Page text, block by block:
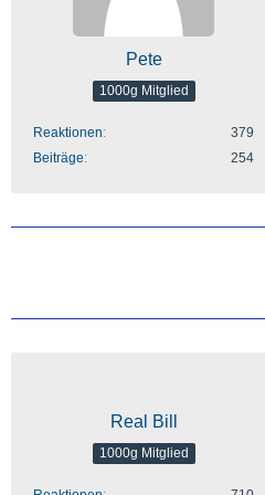
Pete
1000g Mitglied
Reaktionen
379
Beiträge
254
Real Bill
1000g Mitglied